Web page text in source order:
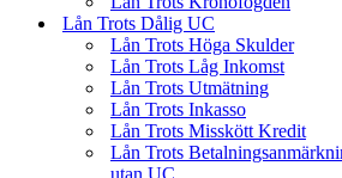
Lån Trots Dålig UC
Lån Trots Höga Skulder
Lån Trots Låg Inkomst
Lån Trots Utmätning
Lån Trots Inkasso
Lån Trots Misskött Kredit
Lån Trots
utan UC